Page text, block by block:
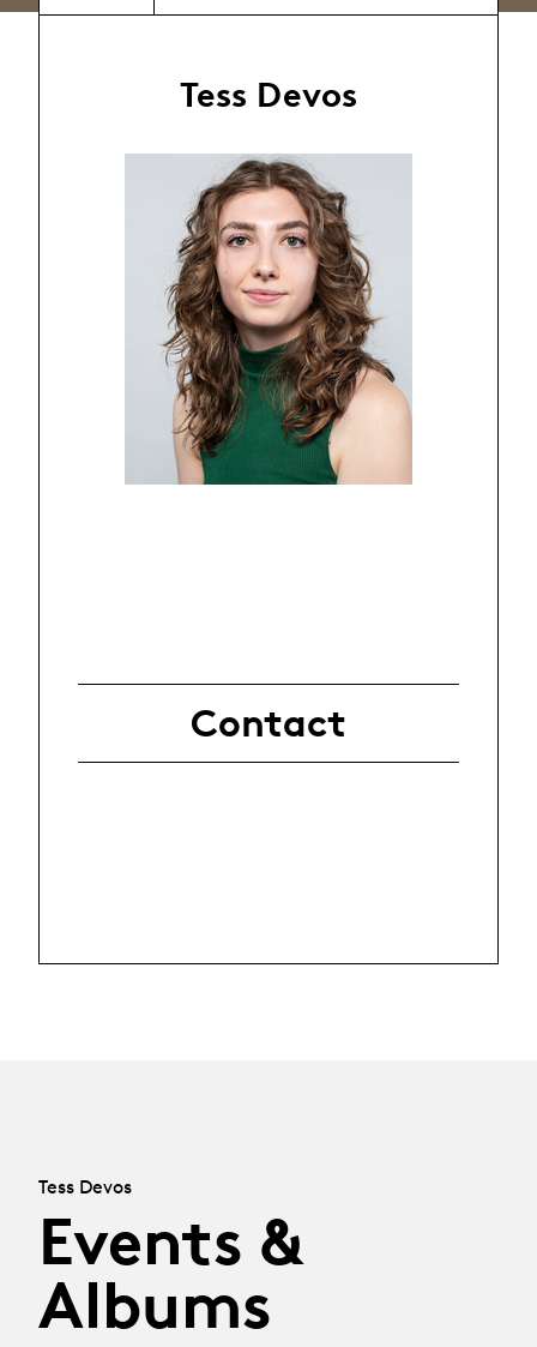
Tess Devos
Contact
Tess Devos
Events &
Albums